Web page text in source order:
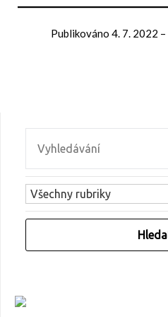
Publikováno 4. 7. 2022 –